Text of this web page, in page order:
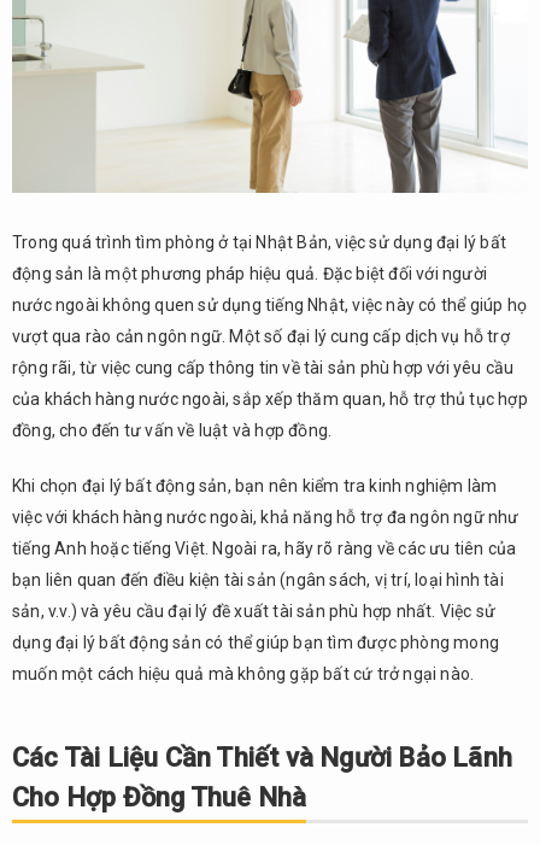
Những
6.
Những
Cần
Kiểm
Tra
Trước
Đồng
7.
Quy
Tắc
và
Văn
Đáo
của
Nhật
Bản
Trong quá trình tìm phòng ở tại Nhật Bản, việc sử dụng đại lý bất
động sản là một phương pháp hiệu quả. Đặc biệt đối với người
nước ngoài không quen sử dụng tiếng Nhật, việc này có thể giúp họ
vượt qua rào cản ngôn ngữ. Một số đại lý cung cấp dịch vụ hỗ trợ
rộng rãi, từ việc cung cấp thông tin về tài sản phù hợp với yêu cầu
của khách hàng nước ngoài, sắp xếp thăm quan, hỗ trợ thủ tục hợp
đồng, cho đến tư vấn về luật và hợp đồng.
Khi chọn đại lý bất động sản, bạn nên kiểm tra kinh nghiệm làm
việc với khách hàng nước ngoài, khả năng hỗ trợ đa ngôn ngữ như
tiếng Anh hoặc tiếng Việt. Ngoài ra, hãy rõ ràng về các ưu tiên của
bạn liên quan đến điều kiện tài sản (ngân sách, vị trí, loại hình tài
sản, v.v.) và yêu cầu đại lý đề xuất tài sản phù hợp nhất. Việc sử
dụng đại lý bất động sản có thể giúp bạn tìm được phòng mong
muốn một cách hiệu quả mà không gặp bất cứ trở ngại nào.
Các Tài Liệu Cần Thiết và Người Bảo Lãnh
Cho Hợp Đồng Thuê Nhà